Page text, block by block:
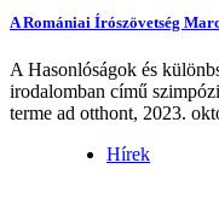
A Romániai Írószövetség
A Hasonlóságok és
irodalomban című
terme ad otthont, 2023.
Hírek